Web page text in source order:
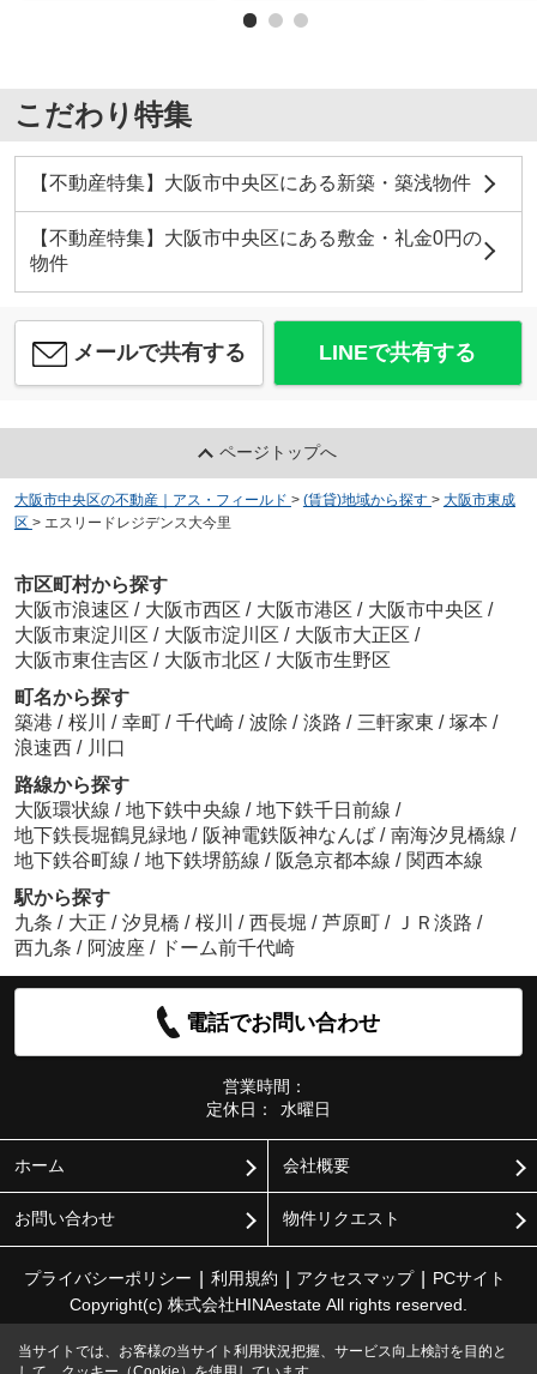
こだわり特集
【不動産特集】大阪市中央区にある新築・築浅物件
【不動産特集】大阪市中央区にある敷金・礼金0円の
物件
メールで共有する LINEで共有する
ページトップへ
大阪市中央区の不動産｜アス・フィールド > (賃貸)地域から探す > 大阪市東成
区 > エスリードレジデンス大今里
市区町村から探す
大阪市浪速区 / 大阪市西区 / 大阪市港区 / 大阪市中央区 /
大阪市東淀川区 / 大阪市淀川区 / 大阪市大正区 /
大阪市東住吉区 / 大阪市北区 / 大阪市生野区
町名から探す
築港 / 桜川 / 幸町 / 千代崎 / 波除 / 淡路 / 三軒家東 / 塚本 /
浪速西 / 川口
路線から探す
大阪環状線 / 地下鉄中央線 / 地下鉄千日前線 /
地下鉄長堀鶴見緑地 / 阪神電鉄阪神なんば / 南海汐見橋線 /
地下鉄谷町線 / 地下鉄堺筋線 / 阪急京都本線 / 関西本線
駅から探す
九条 / 大正 / 汐見橋 / 桜川 / 西長堀 / 芦原町 / ＪＲ淡路 /
西九条 / 阿波座 / ドーム前千代崎
電話でお問い合わせ
営業時間：
定休日：
水曜日
ホーム 会社概要
お問い合わせ 物件リクエスト
プライバシーポリシー 利用規約 アクセスマップ
PCサイト
Copyright(c) 株式会社HINAestate All rights reserved.
当サイトでは、お客様の当サイト利用状況把握、サービス向上検討を目的と